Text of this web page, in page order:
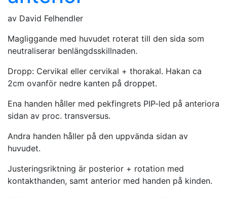
av David Felhendler
Magliggande med huvudet roterat till den sida som
neutraliserar benlängdsskillnaden.
Dropp: Cervikal eller cervikal + thorakal. Hakan ca
2cm ovanför nedre kanten på droppet.
Ena handen håller med pekfingrets PIP-led på anteriora
sidan av proc. transversus.
Andra handen håller på den uppvända sidan av
huvudet.
Justeringsriktning är posterior + rotation med
kontakthanden, samt anterior med handen på kinden.